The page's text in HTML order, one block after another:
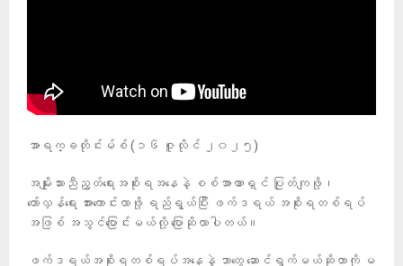
အာရက္ခတိုင်းမ်စ် (၁၆ ဇူလိုင် ၂၀၂၅)
အမျိုးသားညီညွတ်ရေးအစိုးရအနေနဲ့ စစ်အာဏာရှင် ပြုတ်ကျဖို့၊
တော်လှန်ရေး အားကောင်းလာဖို့ ရည်ရွယ်ပြီး ဖက်ဒရယ် အစိုးရတစ်ရပ်
အဖြစ် အသွင်ပြောင်းမယ်လို့ ပြောဆိုလာပါတယ်။
ဖက်ဒရယ်အစိုးရတစ်ရပ်အနေနဲ့ ဘာတွေ ဆောင်ရွက်မယ်ဆိုတာကို မ